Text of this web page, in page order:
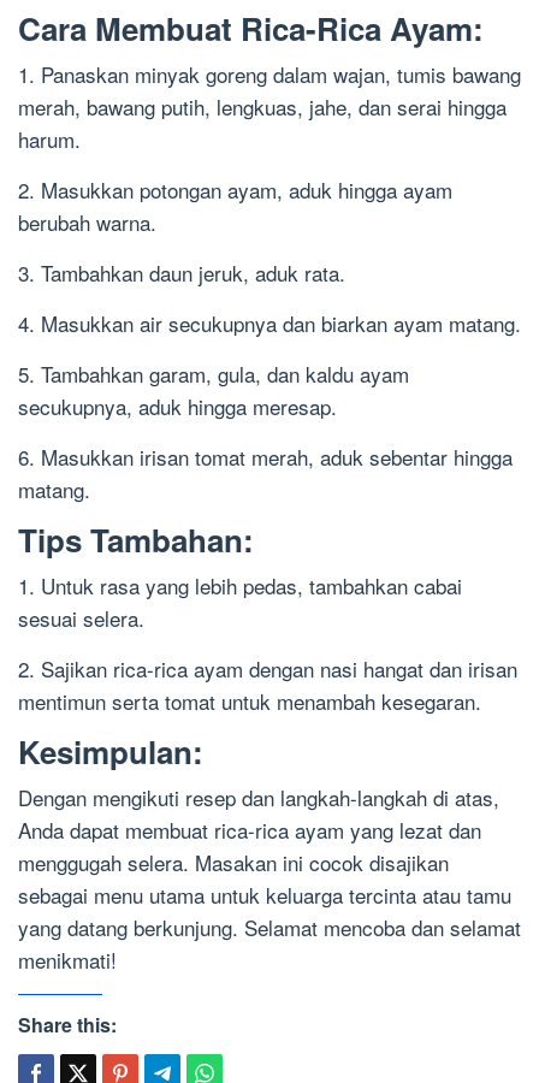
Cara Membuat Rica-Rica Ayam:
1. Panaskan minyak goreng dalam wajan, tumis bawang
merah, bawang putih, lengkuas, jahe, dan serai hingga
harum.
2. Masukkan potongan ayam, aduk hingga ayam
berubah warna.
3. Tambahkan daun jeruk, aduk rata.
4. Masukkan air secukupnya dan biarkan ayam matang.
5. Tambahkan garam, gula, dan kaldu ayam
secukupnya, aduk hingga meresap.
6. Masukkan irisan tomat merah, aduk sebentar hingga
matang.
Tips Tambahan:
1. Untuk rasa yang lebih pedas, tambahkan cabai
sesuai selera.
2. Sajikan rica-rica ayam dengan nasi hangat dan irisan
mentimun serta tomat untuk menambah kesegaran.
Kesimpulan:
Dengan mengikuti resep dan langkah-langkah di atas,
Anda dapat membuat rica-rica ayam yang lezat dan
menggugah selera. Masakan ini cocok disajikan
sebagai menu utama untuk keluarga tercinta atau tamu
yang datang berkunjung. Selamat mencoba dan selamat
menikmati!
Share this: